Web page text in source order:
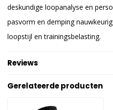
deskundige loopanalyse en
pasvorm en demping
loopstijl en trainingsbelasting.
Reviews
Gerelateerde producten